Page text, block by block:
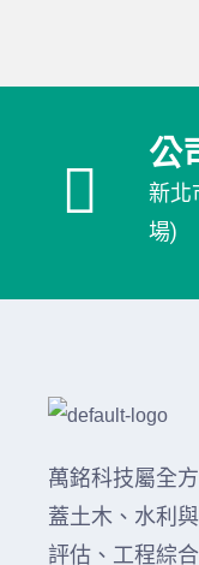
公
新北
場)
萬銘科技屬全
蓋土木、水利
評估、工程綜